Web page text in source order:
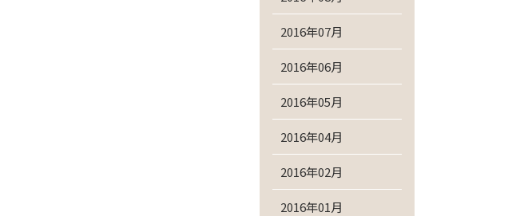
2016年07月
2016年06月
2016年05月
2016年04月
2016年02月
2016年01月